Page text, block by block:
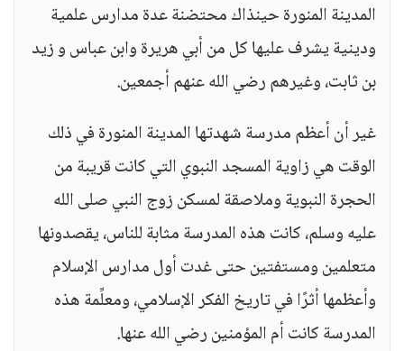
المدينة المنورة حينذاك محتضنة عدة مدارس علمية
ودينية يشرف عليها كل من أبي هريرة وابن عباس و زيد
بن ثابت، وغيرهم رضي الله عنهم أجمعين.
غير أن أعظم مدرسة شهدتها المدينة المنورة في ذلك
الوقت هي زاوية المسجد النبوي التي كانت قريبة من
الحجرة النبوية وملاصقة لمسكن زوج النبي صلى الله
عليه وسلم، كانت هذه المدرسة مثابة للناس، يقصدونها
متعلمين ومستفتين حتى غدت أول مدارس الإسلام
وأعظمها أثرًا في تاريخ الفكر الإسلامي، ومعلِّمة هذه
المدرسة كانت أم المؤمنين رضي الله عنها.